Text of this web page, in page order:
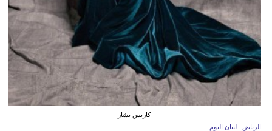
كاريس بشار
الرياض ـ لبنان اليوم